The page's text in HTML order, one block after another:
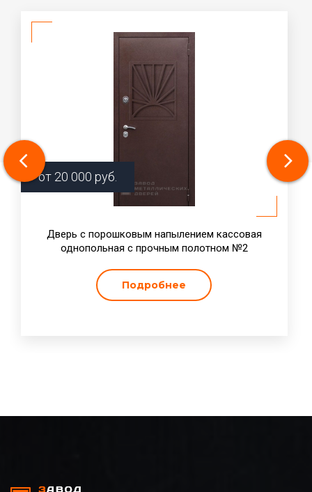
от 20 000 руб.
Дверь с порошковым напылением кассовая
однопольная с прочным полотном №2
Подробнее